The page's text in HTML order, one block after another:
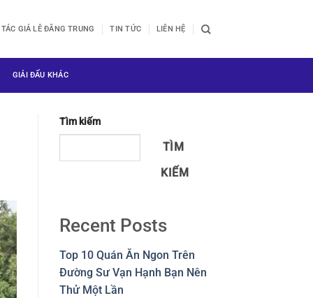
TÁC GIẢ LÊ ĐĂNG TRUNG TIN TỨC LIÊN HỆ
GIẢI ĐẤU KHÁC
Tìm kiếm
TÌM
KIẾM
Recent Posts
Top 10 Quán Ăn Ngon Trên
Đường Sư Vạn Hạnh Bạn Nên
Thử Một Lần